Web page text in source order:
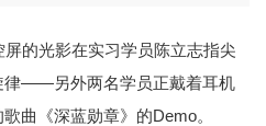
的光影在实习学员陈立志指尖
律——另外两名学员正戴着耳机
曲《深蓝勋章》的Demo。